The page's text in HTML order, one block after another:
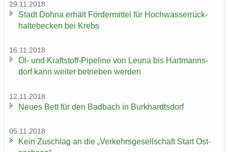
29.11.2018
Stadt Dohna er­hält För­der­mit­tel für Hoch­was­ser­rück­
hal­te­be­cken bei Krebs
16.11.2018
Öl- und Kraftstoff-​Pipeline von Leuna bis Hart­manns­
dorf kann wei­ter be­trie­ben wer­den
12.11.2018
Neues Bett für den Bad­bach in Burk­hardts­dorf
05.11.2018
Kein Zu­schlag an die „Ver­kehrs­ge­sell­schaft Start Ost­